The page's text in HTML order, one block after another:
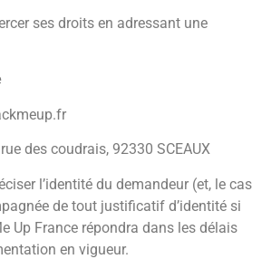
ses droits en adressant une
des coudrais, 92330 SCEAUX
l’identité du demandeur (et, le cas
de tout justificatif d’identité si
Up France répondra dans les délais
en vigueur.